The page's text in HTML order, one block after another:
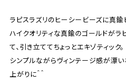
ラピスラズリのヒーシービーズに真鍮
ハイクオリティな真鍮のゴールドがラ
て、引き立ててちょっとエキゾティック。
シンプルながらヴィンテージ感が漂い
上がりに＾＾